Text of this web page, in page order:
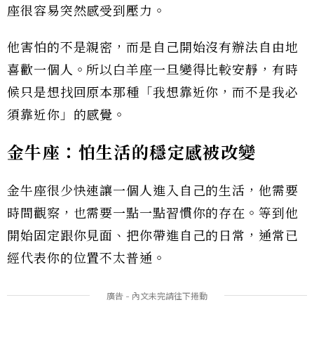
座很容易突然感受到壓力。
他害怕的不是親密，而是自己開始沒有辦法自由地
喜歡一個人。所以白羊座一旦變得比較安靜，有時
候只是想找回原本那種「我想靠近你，而不是我必
須靠近你」的感覺。
金牛座：怕生活的穩定感被改變
金牛座很少快速讓一個人進入自己的生活，他需要
時間觀察，也需要一點一點習慣你的存在。等到他
開始固定跟你見面、把你帶進自己的日常，通常已
經代表你的位置不太普通。